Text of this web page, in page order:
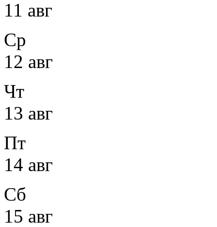
11 авг
Ср
12 авг
Чт
13 авг
Пт
14 авг
Сб
15 авг